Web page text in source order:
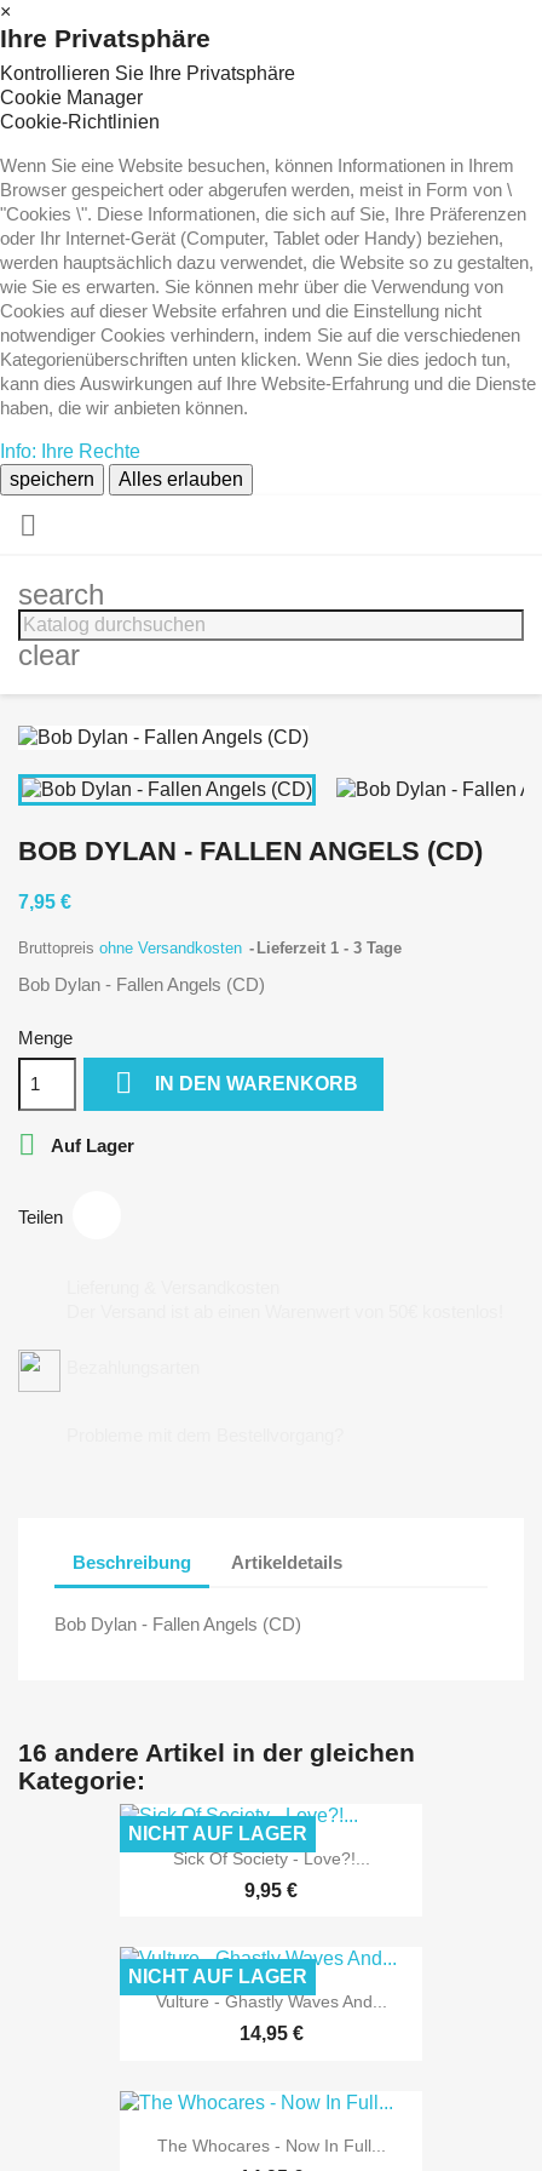
×
Ihre Privatsphäre
Kontrollieren Sie Ihre Privatsphäre
Cookie Manager
Cookie-Richtlinien
Wenn Sie eine Website besuchen, können Informationen in Ihrem
Browser gespeichert oder abgerufen werden, meist in Form von \
"Cookies \". Diese Informationen, die sich auf Sie, Ihre Präferenzen
oder Ihr Internet-Gerät (Computer, Tablet oder Handy) beziehen,
werden hauptsächlich dazu verwendet, die Website so zu gestalten,
wie Sie es erwarten. Sie können mehr über die Verwendung von
Cookies auf dieser Website erfahren und die Einstellung nicht
notwendiger Cookies verhindern, indem Sie auf die verschiedenen
Kategorienüberschriften unten klicken. Wenn Sie dies jedoch tun,
kann dies Auswirkungen auf Ihre Website-Erfahrung und die Dienste
haben, die wir anbieten können.
Info: Ihre Rechte
speichern
Alles erlauben

search
clear
BOB DYLAN - FALLEN ANGELS (CD)
7,95 €
Bruttopreis ohne Versandkosten Lieferzeit 1 - 3 Tage
Bob Dylan - Fallen Angels (CD)
Menge
 IN DEN WARENKORB
 Auf Lager
Teilen
Beschreibung Artikeldetails
Bob Dylan - Fallen Angels (CD)
16 andere Artikel in der gleichen
Kategorie:
Sick Of Society - Love?!...
9,95 €
NICHT AUF LAGER
Vulture - Ghastly Waves And...
14,95 €
NICHT AUF LAGER
The Whocares - Now In Full...